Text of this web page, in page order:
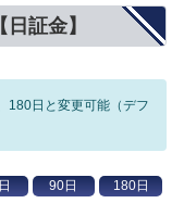
証金】
180日と変更可能（デフ